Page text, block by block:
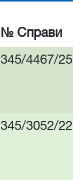
№ Справи
345/4467/25
345/3052/22